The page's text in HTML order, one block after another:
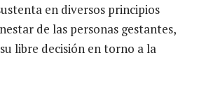
en diversos principios
de las personas gestantes,
libre decisión en torno a la